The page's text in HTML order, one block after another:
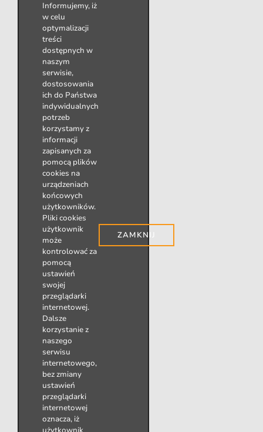
Informujemy, iż
w celu
optymalizacji
treści
dostępnych w
naszym
serwisie,
dostosowania
ich do Państwa
indywidualnych
potrzeb
korzystamy z
informacji
zapisanych za
pomocą plików
cookies na
urządzeniach
końcowych
użytkowników.
Pliki cookies
użytkownik
może
kontrolować za
pomocą
ustawień
swojej
przeglądarki
internetowej.
Dalsze
korzystanie z
naszego
serwisu
internetowego,
bez zmiany
ustawień
przeglądarki
internetowej
oznacza, iż
ZAMKNIJ